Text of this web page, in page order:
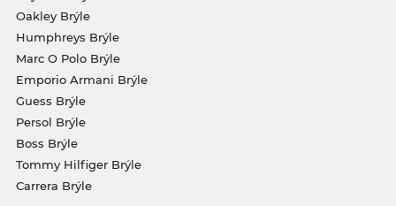
Oakley Brýle
Humphreys Brýle
Marc O Polo Brýle
Emporio Armani Brýle
Guess Brýle
Persol Brýle
Boss Brýle
Tommy Hilfiger Brýle
Carrera Brýle